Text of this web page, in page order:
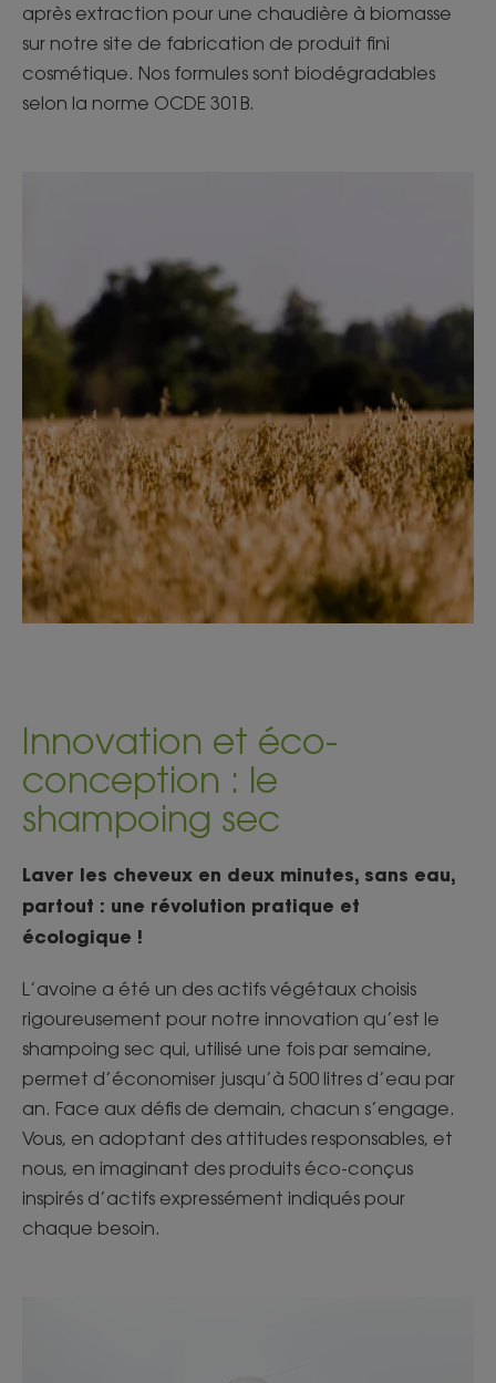
après extraction pour une chaudière à biomasse
sur notre site de fabrication de produit fini
cosmétique. Nos formules sont biodégradables
selon la norme OCDE 301B.
Innovation et éco-
conception : le
shampoing sec
Laver les cheveux en deux minutes, sans eau,
partout : une révolution pratique et
écologique !
L’avoine a été un des actifs végétaux choisis
rigoureusement pour notre innovation qu’est le
shampoing sec qui, utilisé une fois par semaine,
permet d’économiser jusqu’à 500 litres d’eau par
an. Face aux défis de demain, chacun s’engage.
Vous, en adoptant des attitudes responsables, et
nous, en imaginant des produits éco-conçus
inspirés d’actifs expressément indiqués pour
chaque besoin.